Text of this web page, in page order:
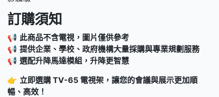
訂購須知
📢 此商品不含電視，圖片僅供參考
📢 提供企業、學校、政府機構大量採購與專業規劃服務
📢 選配升降馬達模組，升降更智慧
👉 立即選購 TV-65 電視架，讓您的會議與展示更加順
暢、高效！